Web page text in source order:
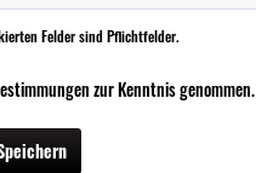
Felder sind Pflichtfelder.
zur Kenntnis genommen.